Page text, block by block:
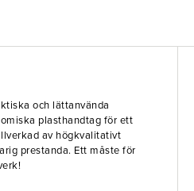
och lättanvända
plasthandtag för ett
av högkvalitativt
prestanda. Ett måste för